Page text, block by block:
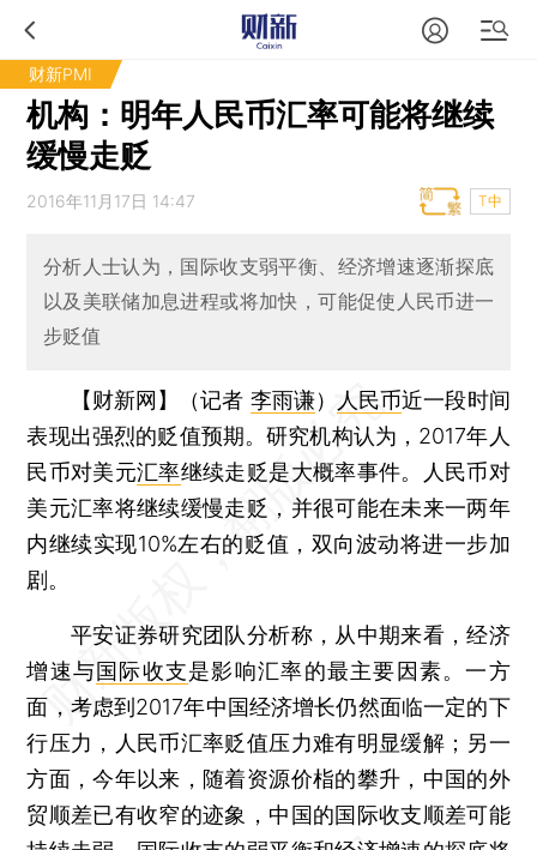
财新PMI
机构：明年人民币汇率可能将继续
缓慢走贬
2016年11月17日 14:47 T中
分析人士认为，国际收支弱平衡、经济增速逐渐探底
以及美联储加息进程或将加快，可能促使人民币进一
步贬值
【财新网】（记者 李雨谦） 人民币近一段时间
表现出强烈的贬值预期。研究机构认为，2017年人
民币对美元汇率继续走贬是大概率事件。人民币对
美元汇率将继续缓慢走贬，并很可能在未来一两年
内继续实现10%左右的贬值，双向波动将进一步加
剧。
平安证券研究团队分析称，从中期来看，经济
增速与国际收支是影响汇率的最主要因素。一方
面，考虑到2017年中国经济增长仍然面临一定的下
行压力，人民币汇率贬值压力难有明显缓解；另一
方面，今年以来，随着资源价栺的攀升，中国的外
贸顺差已有收窄的迹象，中国的国际收支顺差可能